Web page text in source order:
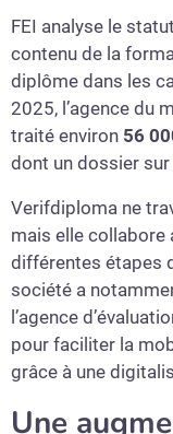
FEI analyse le
contenu de la
diplôme dans les
2025, l’agence du
traité environ 56
dont un dossier
Verifdiploma ne
mais elle collabore
différentes étapes
société a
l’agence
pour faciliter la
grâce à une
Une